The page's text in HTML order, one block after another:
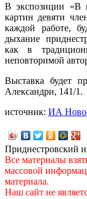
В экспозиции «В
картин девяти
каждой работе,
дыхание
как в
неповторимой
Выставка будет
Александри, 141/1.
источник: ИА
Приднестровский
Все материалы
массовой
материала.
Наш сайт не